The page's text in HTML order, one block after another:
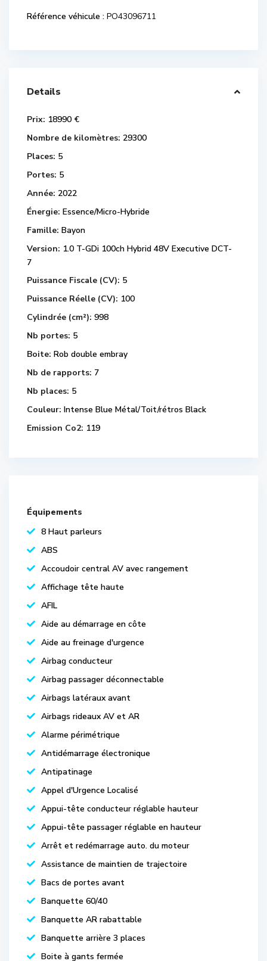
Référence véhicule : PO43096711
Details
Prix: 18990 €
Nombre de kilomètres: 29300
Places: 5
Portes: 5
Année: 2022
Énergie: Essence/Micro-Hybride
Famille: Bayon
Version: 1.0 T-GDi 100ch Hybrid 48V Executive DCT-
7
Puissance Fiscale (CV): 5
Puissance Réelle (CV): 100
Cylindrée (cm²): 998
Nb portes: 5
Boite: Rob double embray
Nb de rapports: 7
Nb places: 5
Couleur: Intense Blue Métal/Toit/rétros Black
Emission Co2: 119
Équipements
8 Haut parleurs
ABS
Accoudoir central AV avec rangement
Affichage tête haute
AFIL
Aide au démarrage en côte
Aide au freinage d'urgence
Airbag conducteur
Airbag passager déconnectable
Airbags latéraux avant
Airbags rideaux AV et AR
Alarme périmétrique
Antidémarrage électronique
Antipatinage
Appel d'Urgence Localisé
Appui-tête conducteur réglable hauteur
Appui-tête passager réglable en hauteur
Arrêt et redémarrage auto. du moteur
Assistance de maintien de trajectoire
Bacs de portes avant
Banquette 60/40
Banquette AR rabattable
Banquette arrière 3 places
Boite à gants fermée